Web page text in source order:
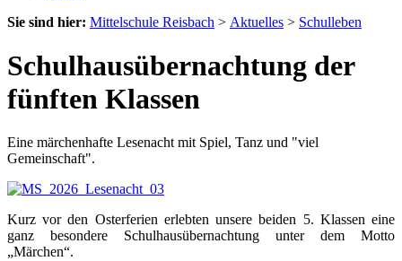
Sie sind hier: Mittelschule Reisbach > Aktuelles > Schulleben
Schulhausübernachtung der
fünften Klassen
Eine märchenhafte Lesenacht mit Spiel, Tanz und "viel
Gemeinschaft".
Kurz vor den Osterferien erlebten unsere beiden 5. Klassen eine
ganz besondere Schulhausübernachtung unter dem Motto
„Märchen“.